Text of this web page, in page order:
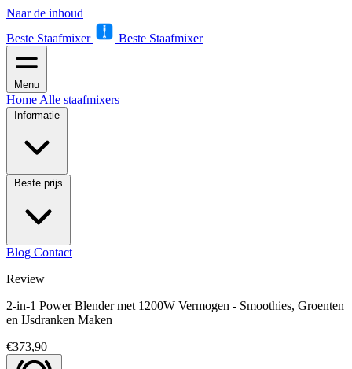
Naar de inhoud
Beste Staafmixer
Beste Staafmixer
Menu
Home Alle staafmixers
Informatie
Beste prijs
Blog Contact
Review
2-in-1 Power Blender met 1200W Vermogen - Smoothies, Groenten
en IJsdranken Maken
€373,90